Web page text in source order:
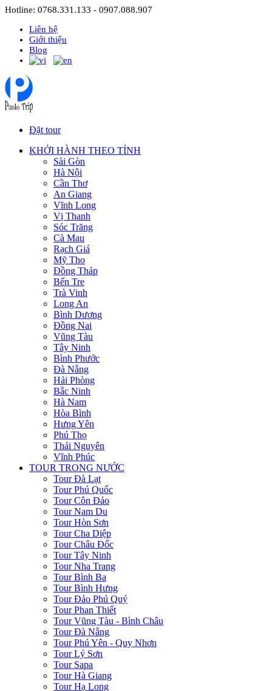
Hotline: 0768.331.133 - 0907.088.907
Liên hệ
Giới thiệu
Blog
Đặt tour
KHỞI HÀNH THEO TỈNH
Sài Gòn
Hà Nội
Cần Thơ
An Giang
Vĩnh Long
Vị Thanh
Sóc Trăng
Cà Mau
Rạch Giá
Mỹ Tho
Đồng Tháp
Bến Tre
Trà Vinh
Long An
Bình Dương
Đồng Nai
Vũng Tàu
Tây Ninh
Bình Phước
Đà Nẵng
Hải Phòng
Bắc Ninh
Hà Nam
Hòa Bình
Hưng Yên
Phú Thọ
Thái Nguyên
Vĩnh Phúc
TOUR TRONG NƯỚC
Tour Đà Lạt
Tour Phú Quốc
Tour Côn Đảo
Tour Nam Du
Tour Hòn Sơn
Tour Cha Diệp
Tour Châu Đốc
Tour Tây Ninh
Tour Nha Trang
Tour Bình Ba
Tour Bình Hưng
Tour Đảo Phú Quý
Tour Phan Thiết
Tour Vũng Tàu - Bình Châu
Tour Đà Nẵng
Tour Phú Yên - Quy Nhơn
Tour Lý Sơn
Tour Sapa
Tour Hà Giang
Tour Hạ Long